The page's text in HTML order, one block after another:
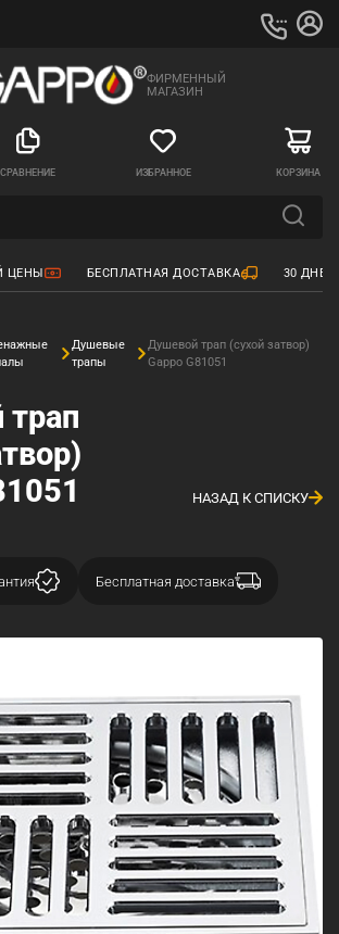
ФИРМЕННЫЙ
МАГАЗИН
СРАВНЕНИЕ ИЗБРАННОЕ КОРЗИНА
ЦЕНЫ БЕСПЛАТНАЯ ДОСТАВКА 30
Душевые
трапы
Душевой трап (сухой затвор)
Gappo G81051
НАЗАД К СПИСКУ
Бесплатная доставка